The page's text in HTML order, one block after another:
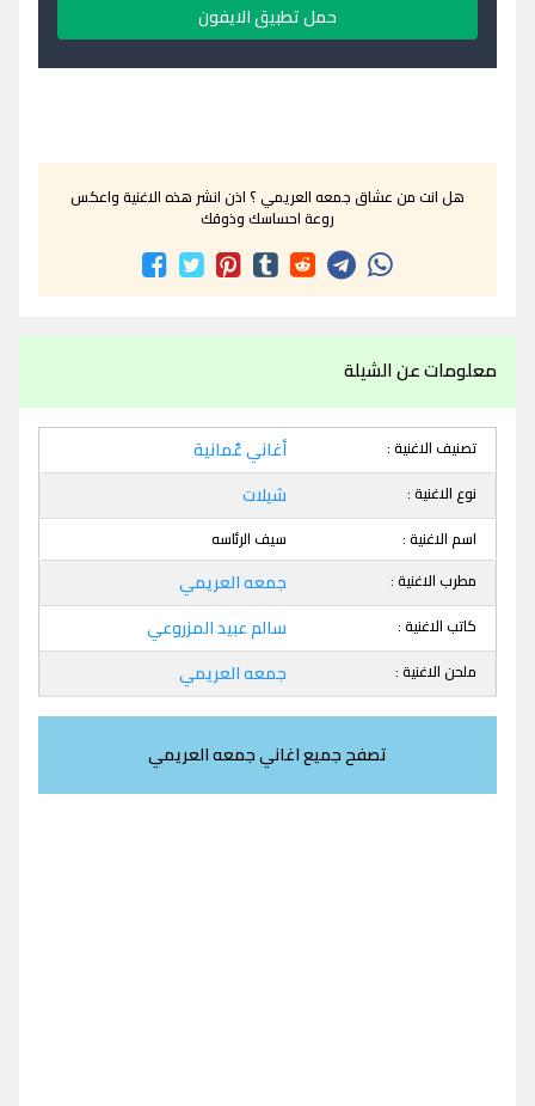
حمل تطبيق الايفون
هل انت من عشاق جمعه العريمي ؟ اذن انشر هذه الاغنية واعكس
روعة احساسك وذوقك
معلومات عن الشيلة
تصنيف الاغنية : أغاني عٌمانية
نوع الاغنية : شيلات
اسم الاغنية :
سيف الرئاسه
مطرب الاغنية :
جمعه العريمي
كاتب الاغنية : سالم عبيد المزروعي
ملحن الاغنية : جمعه العريمي
تصفح جميع اغاني جمعه العريمي